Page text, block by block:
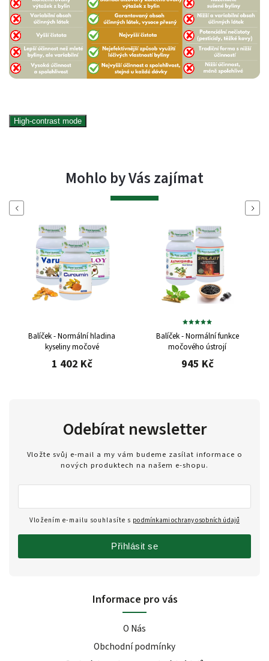
High-contrast mode
Mohlo by Vás zajímat
Previous Next
Balíček - Normální hladina
kyseliny močové
1 402 Kč
Balíček - Normální funkce
močového ústrojí
945 Kč
Informace pro vás
O Nás
Obchodní podmínky
Odebírat newsletter
Vložte svůj e-mail a my vám budeme zasílat informace o
nových produktech na našem e-shopu.
Vložením e-mailu souhlasíte s podmínkami ochrany osobních údajů
Přihlásit se